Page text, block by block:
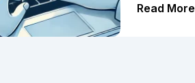
Read More